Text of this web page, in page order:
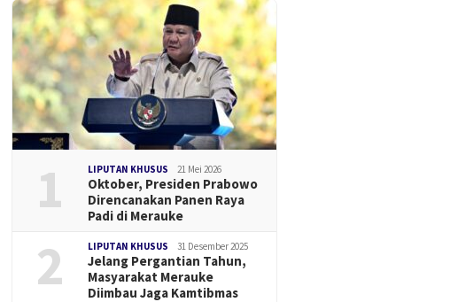
1 LIPUTAN KHUSUS 21 Mei 2026
Oktober, Presiden Prabowo
Direncanakan Panen Raya
Padi di Merauke
2 LIPUTAN KHUSUS 31 Desember 2025
Jelang Pergantian Tahun,
Masyarakat Merauke
Diimbau Jaga Kamtibmas